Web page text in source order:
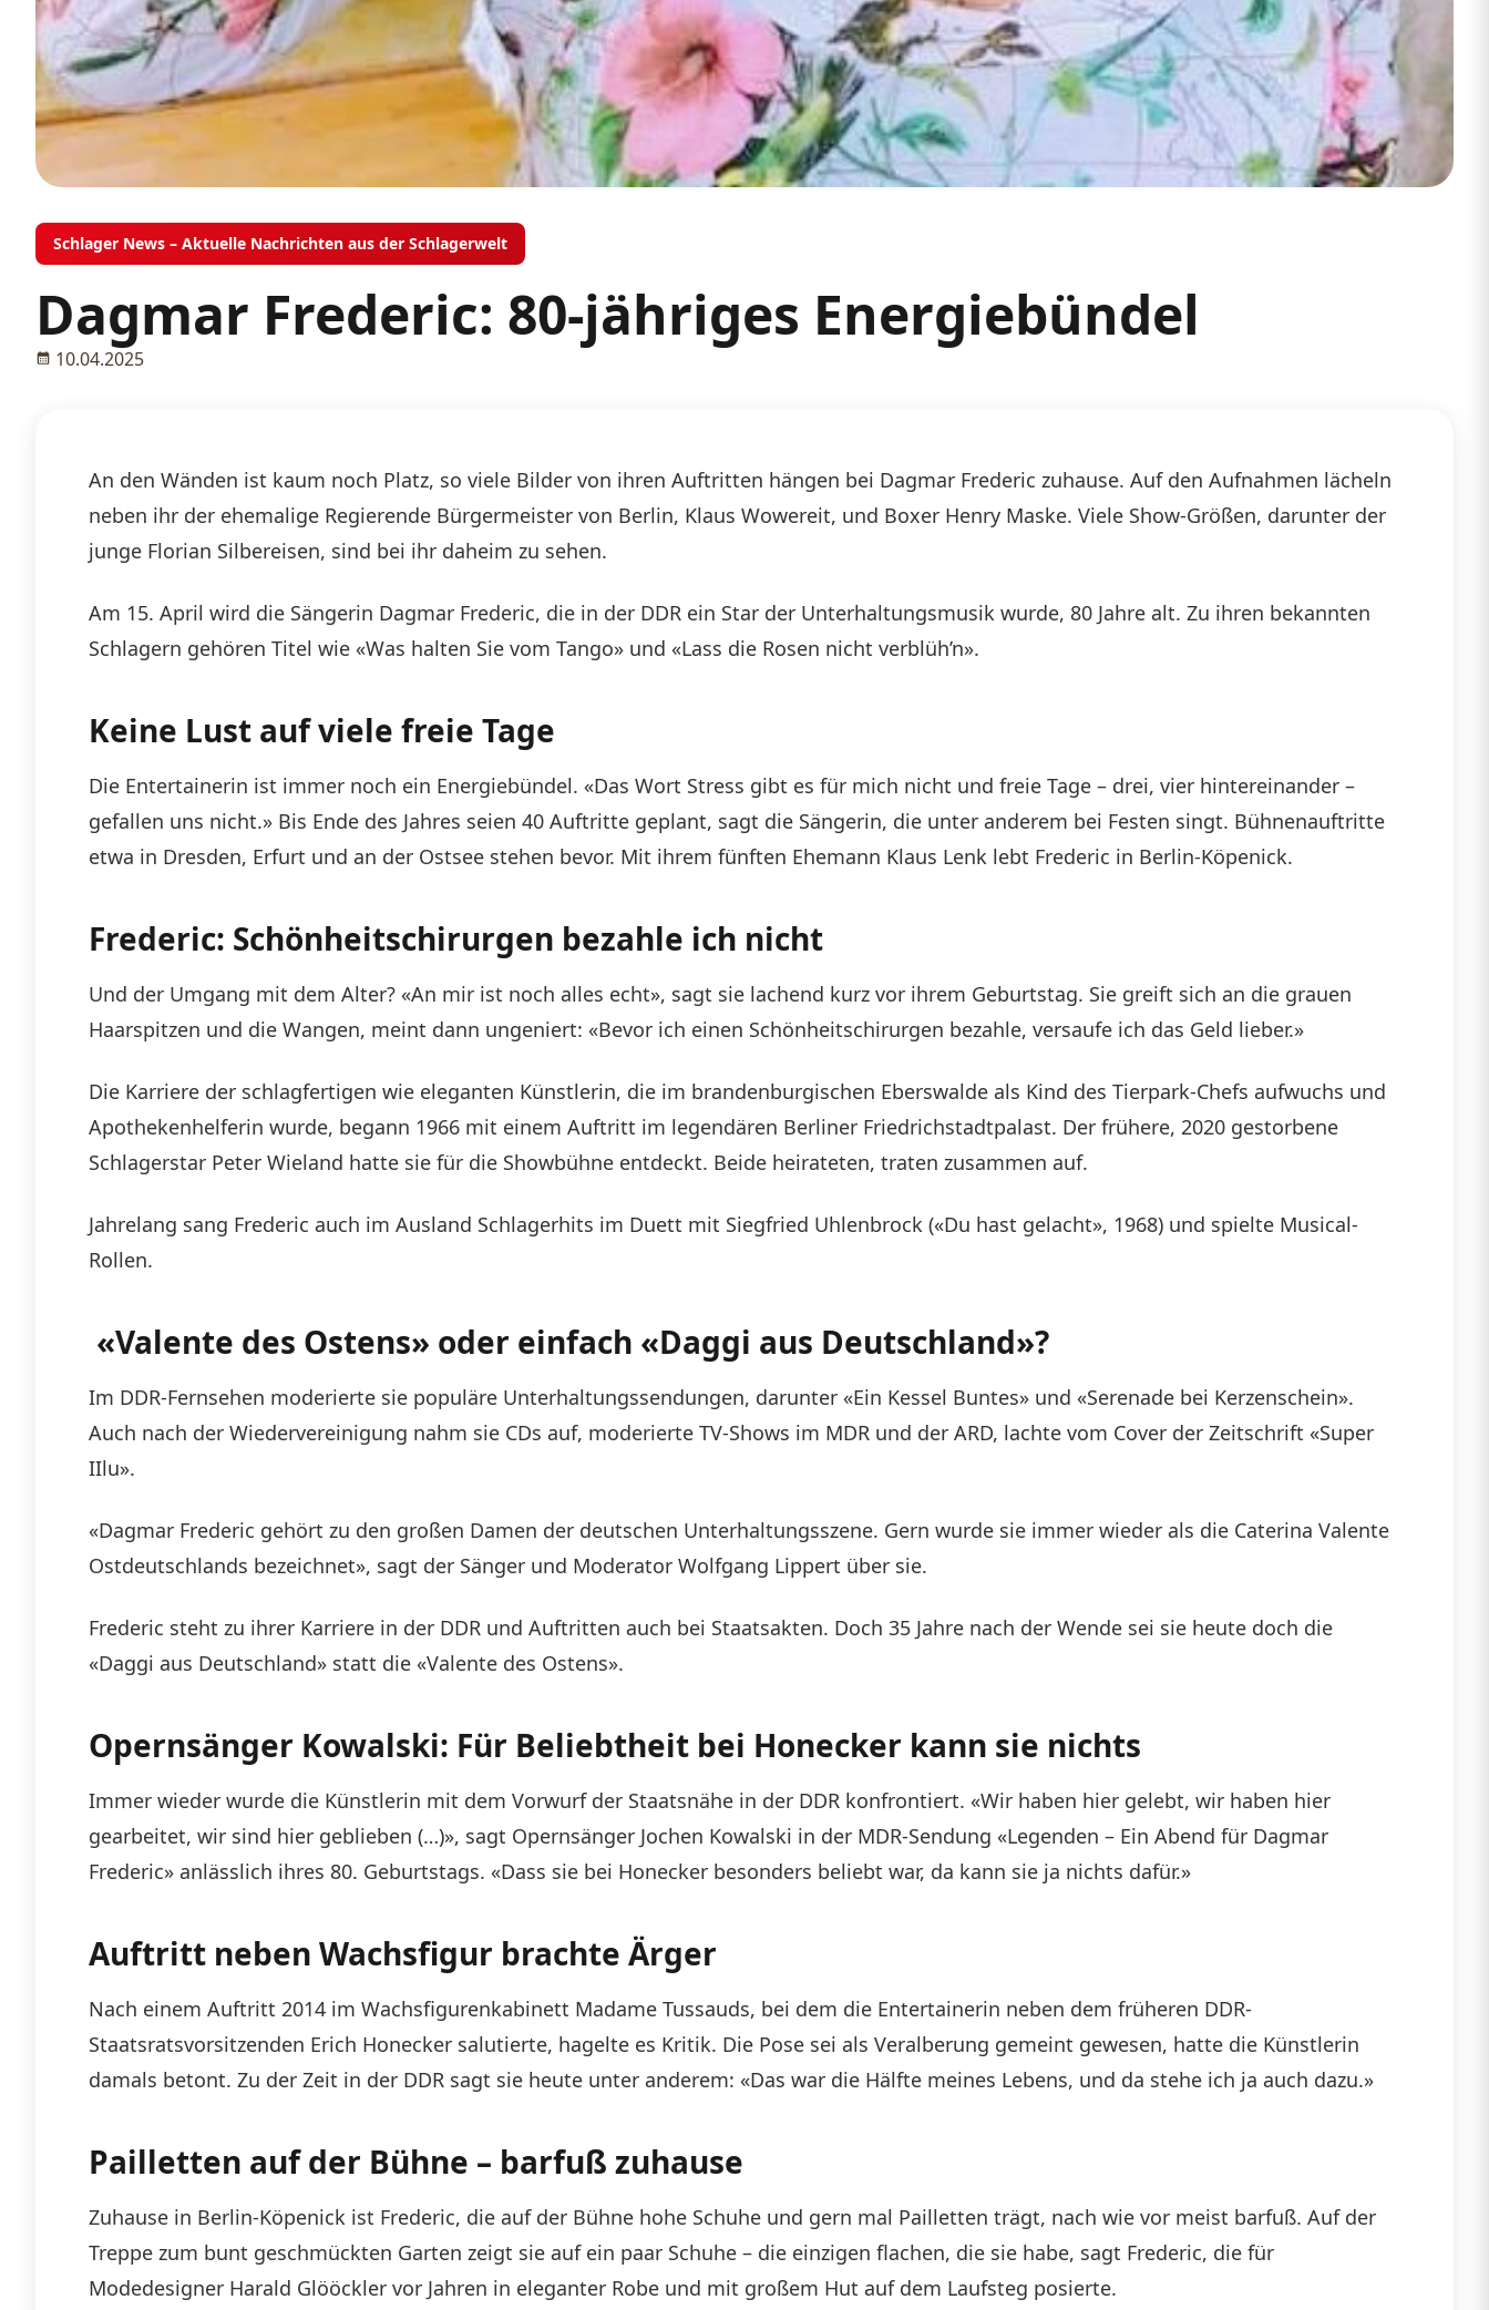
Schlager News – Aktuelle Nachrichten aus der Schlagerwelt
Dagmar Frederic: 80-jähriges Energiebündel
10.04.2025
An den Wänden ist kaum noch Platz, so viele Bilder von ihren Auftritten hängen bei Dagmar Frederic zuhause. Auf den Aufnahmen lächeln
neben ihr der ehemalige Regierende Bürgermeister von Berlin, Klaus Wowereit, und Boxer Henry Maske. Viele Show-Größen, darunter der
junge Florian Silbereisen, sind bei ihr daheim zu sehen.
Am 15. April wird die Sängerin Dagmar Frederic, die in der DDR ein Star der Unterhaltungsmusik wurde, 80 Jahre alt. Zu ihren bekannten
Schlagern gehören Titel wie «Was halten Sie vom Tango» und «Lass die Rosen nicht verblüh’n».
Keine Lust auf viele freie Tage
Die Entertainerin ist immer noch ein Energiebündel. «Das Wort Stress gibt es für mich nicht und freie Tage – drei, vier hintereinander –
gefallen uns nicht.» Bis Ende des Jahres seien 40 Auftritte geplant, sagt die Sängerin, die unter anderem bei Festen singt. Bühnenauftritte
etwa in Dresden, Erfurt und an der Ostsee stehen bevor. Mit ihrem fünften Ehemann Klaus Lenk lebt Frederic in Berlin-Köpenick.
Frederic: Schönheitschirurgen bezahle ich nicht
Und der Umgang mit dem Alter? «An mir ist noch alles echt», sagt sie lachend kurz vor ihrem Geburtstag. Sie greift sich an die grauen
Haarspitzen und die Wangen, meint dann ungeniert: «Bevor ich einen Schönheitschirurgen bezahle, versaufe ich das Geld lieber.»
Die Karriere der schlagfertigen wie eleganten Künstlerin, die im brandenburgischen Eberswalde als Kind des Tierpark-Chefs aufwuchs und
Apothekenhelferin wurde, begann 1966 mit einem Auftritt im legendären Berliner Friedrichstadtpalast. Der frühere, 2020 gestorbene
Schlagerstar Peter Wieland hatte sie für die Showbühne entdeckt. Beide heirateten, traten zusammen auf.
Jahrelang sang Frederic auch im Ausland Schlagerhits im Duett mit Siegfried Uhlenbrock («Du hast gelacht», 1968) und spielte Musical-
Rollen.
«Valente des Ostens» oder einfach «Daggi aus Deutschland»?
Im DDR-Fernsehen moderierte sie populäre Unterhaltungssendungen, darunter «Ein Kessel Buntes» und «Serenade bei Kerzenschein».
Auch nach der Wiedervereinigung nahm sie CDs auf, moderierte TV-Shows im MDR und der ARD, lachte vom Cover der Zeitschrift «Super
IIlu».
«Dagmar Frederic gehört zu den großen Damen der deutschen Unterhaltungsszene. Gern wurde sie immer wieder als die Caterina Valente
Ostdeutschlands bezeichnet», sagt der Sänger und Moderator Wolfgang Lippert über sie.
Frederic steht zu ihrer Karriere in der DDR und Auftritten auch bei Staatsakten. Doch 35 Jahre nach der Wende sei sie heute doch die
«Daggi aus Deutschland» statt die «Valente des Ostens».
Opernsänger Kowalski: Für Beliebtheit bei Honecker kann sie nichts
Immer wieder wurde die Künstlerin mit dem Vorwurf der Staatsnähe in der DDR konfrontiert. «Wir haben hier gelebt, wir haben hier
gearbeitet, wir sind hier geblieben (…)», sagt Opernsänger Jochen Kowalski in der MDR-Sendung «Legenden – Ein Abend für Dagmar
Frederic» anlässlich ihres 80. Geburtstags. «Dass sie bei Honecker besonders beliebt war, da kann sie ja nichts dafür.»
Auftritt neben Wachsfigur brachte Ärger
Nach einem Auftritt 2014 im Wachsfigurenkabinett Madame Tussauds, bei dem die Entertainerin neben dem früheren DDR-
Staatsratsvorsitzenden Erich Honecker salutierte, hagelte es Kritik. Die Pose sei als Veralberung gemeint gewesen, hatte die Künstlerin
damals betont. Zu der Zeit in der DDR sagt sie heute unter anderem: «Das war die Hälfte meines Lebens, und da stehe ich ja auch dazu.»
Pailletten auf der Bühne – barfuß zuhause
Zuhause in Berlin-Köpenick ist Frederic, die auf der Bühne hohe Schuhe und gern mal Pailletten trägt, nach wie vor meist barfuß. Auf der
Treppe zum bunt geschmückten Garten zeigt sie auf ein paar Schuhe – die einzigen flachen, die sie habe, sagt Frederic, die für
Modedesigner Harald Glööckler vor Jahren in eleganter Robe und mit großem Hut auf dem Laufsteg posierte.